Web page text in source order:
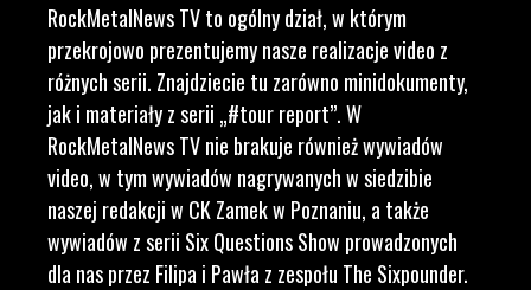
RockMetalNews TV to ogólny dział, w którym
przekrojowo prezentujemy nasze realizacje video z
różnych serii. Znajdziecie tu zarówno minidokumenty,
jak i materiały z serii „#tour report”. W
RockMetalNews TV nie brakuje również wywiadów
video, w tym wywiadów nagrywanych w siedzibie
naszej redakcji w CK Zamek w Poznaniu, a także
wywiadów z serii Six Questions Show prowadzonych
dla nas przez Filipa i Pawła z zespołu The Sixpounder.